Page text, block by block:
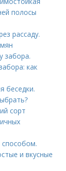
полосы
рассаду.
забора.
как
беседки.
сорт
и вкусные